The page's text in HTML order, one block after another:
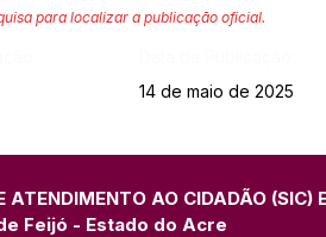
para localizar a publicação oficial.
14 de maio de 2025
ATENDIMENTO AO CIDADÃO (SIC)
Feijó - Estado do Acre